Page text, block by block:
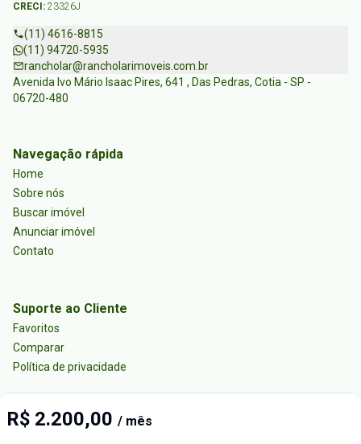
R$ 2.200,00 / mês
CRECI: 23326J
(11) 4616-8815
(11) 94720-5935
rancholar@rancholarimoveis.com.br
Avenida Ivo Mário Isaac Pires, 641 , Das Pedras, Cotia - SP -
06720-480
Navegação rápida
Home
Sobre nós
Buscar imóvel
Anunciar imóvel
Contato
Suporte ao Cliente
Favoritos
Comparar
Política de privacidade
Imobiliária Certificada: